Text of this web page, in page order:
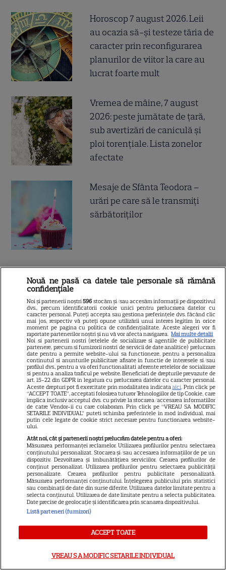
Horoscop 7 august 2026. Leii
au ocazia să-și testeze tăria de
caracter prin reconfigurarea
planurilor de viitor la care au
lucrat foarte mult
Vremea de mâine, 7 august
2026: peste jumătate de țară,
sub avertizări de caniculă și
ploi torențiale. Lista zonelor
afectate
Mesaje de Sfânta Teodora –
urări pe care să le transmiți
sărbătoriților
ALTE ARTICOLE
INTERESANTE
HBO
HBO Max, premiere
spectaculoase în august 2026.
„Lanterns”, „După 28 de ani” și
„Sunt un mic ticălos 4” ajung
pe platformă
6
PRIME VIDEO
Premierele Prime Video din
august 2026: „Reacher”
sezonul 4, „Sterling Point” și
noi filme de neratat
DISNEY PLUS
2026: „Camp Rock 3”,
Nouă ne pasă ca datele tale personale să rămână
confidențiale
Noi și partenerii noștri596 stocăm și/sau accesăm informații pe dispozitivul
dvs., precum identificatorii cookie unici pentru prelucrarea datelor cu
caracter personal. Puteți accepta sau gestiona preferințele dvs. făcând clic
mai jos, respectiv vă puteți opune utilizării unui interes legitim în orice
moment pe pagina cu politica de confidențialitate. Aceste alegeri vor fi
raportate partenerilor noștri și nu vă vor afecta navigarea. Mai multe detalii
Noi si partenerii nostri (retelele de socializare si agentiile de publicitate
partenere, precum si furnizorii nostri de servicii de date analitice) prelucram
date pentru a permite website-ului sa functioneze, pentru a personaliza
continutul si anunturile publicitare afisate in functie de interesele si/sau
profilul dvs., pentru a va oferi functionalitati aferente retelelor de socializare
si pentru a analiza traficul pe website. Beneficiati de drepturile prevazute de
art. 15-22 din GDPR in legatura cu prelucrarea datelor cu caracter personal.
Aceste drepturi pot fi exercitate prin modalitatea indicataaici. Prin click pe
“ACCEPT TOATE”, acceptati folosirea tuturor Tehnologiilor de tip Cookie, care
implica inclusiv acceptul dvs. cu privire la stocarea/accesarea informatiilor
de catre Vendor-ii cu care colaboram. Prin click pe “VREAU SA MODIFIC
SETARILE INDIVIDUAL” puteti schimba preferintele in mod individual, mai
putin cele legate de cookie strict necesare pentru functionarea website-
ului.
Atât noi, cât și partenerii noștri prelucrăm datele pentru a oferi:
Măsurarea performanței reclamelor. Utilizarea profilurilor pentru selectarea
conținutului personalizat. Stocarea și/sau accesarea informațiilor de pe un
dispozitiv. Dezvoltarea și îmbunătățirea serviciilor. Crearea profilurilor de
conținut personalizat. Utilizarea profilurilor pentru selectarea publicității
personalizate. Crearea profilurilor pentru publicitate personalizată.
Măsurarea performanței conținutului. Înțelegerea publicului prin statistici
sau combinații de date din surse diferite. Utilizarea datelor limitate pentru a
selecta conținutul. Utilizarea de date limitate pentru a selecta publicitatea.
Date precise de geolocație și identificarea prin scanarea dispozitivului.
Listă parteneri (furnizori)
ACCEPT TOATE
VREAU SA MODIFIC SETARILE INDIVIDUAL